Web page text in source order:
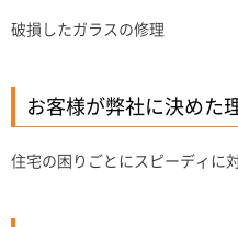
破損したガラスの修理
お客様が弊社に決めた
住宅の困りごとにスピーディに